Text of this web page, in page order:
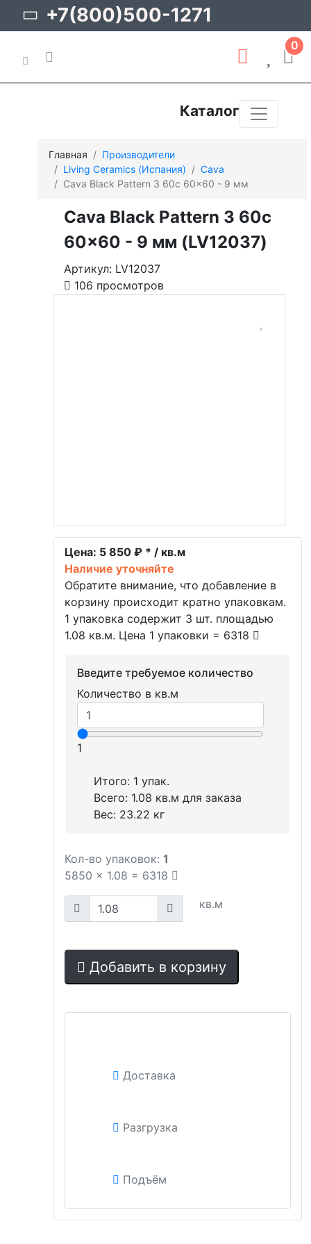
+7(800)500-1271
0
Каталог
Главная
Производители
Living Ceramics (Испания)
Cava
Cava Black Pattern 3 60c 60x60 - 9 мм
Cava Black Pattern 3 60c
60x60 - 9 мм (LV12037)
Артикул: LV12037
106 просмотров
Цена: 5 850 ₽ * / кв.м
Наличие уточняйте
Обратите внимание, что добавление в
корзину происходит кратно упаковкам.
1 упаковка содержит 3 шт. площадью
1.08 кв.м. Цена 1 упаковки = 6318
Введите требуемое количество
Количество в кв.м
1
Итого: 1 упак.
Всего: 1.08 кв.м для заказа
Вес: 23.22 кг
Кол-во упаковок: 1
5850 x 1.08 = 6318
кв.м
Добавить в корзину
Доставка
Разгрузка
Подъём